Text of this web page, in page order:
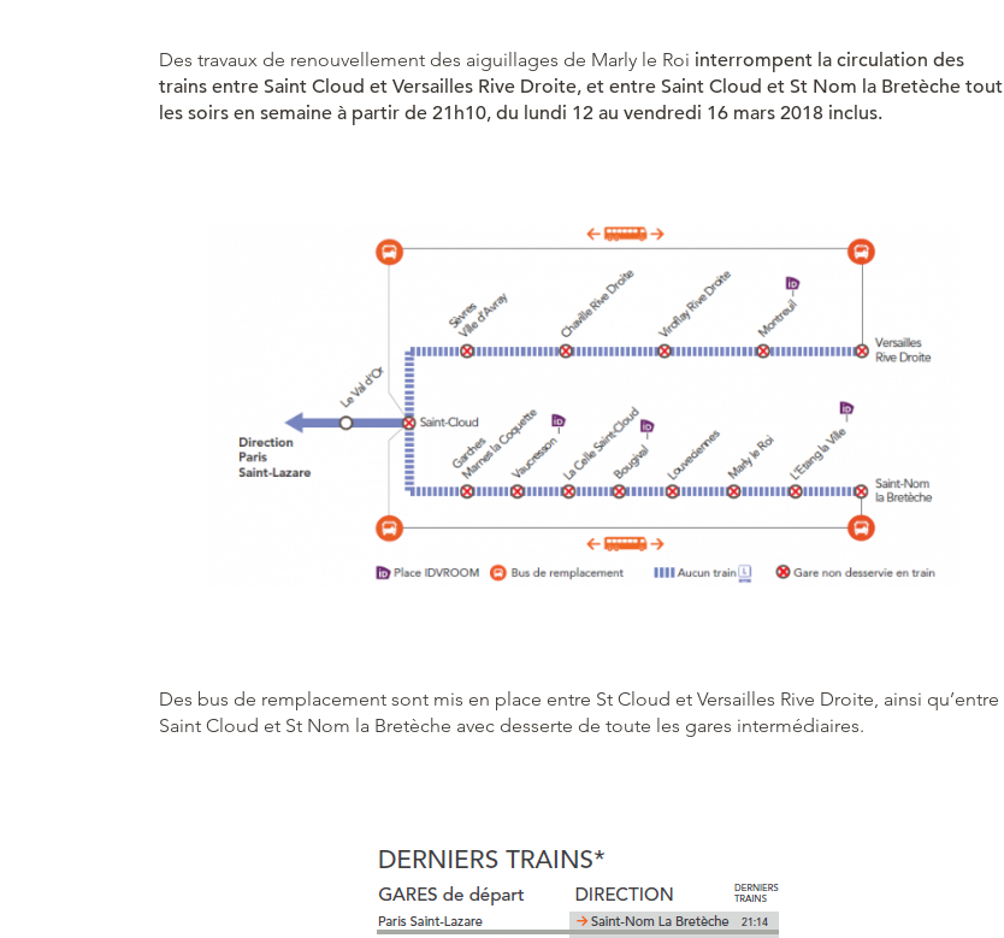
Des travaux de renouvellement des aiguillages de Marly le Roi interrompent la circulation des
trains entre Saint Cloud et Versailles Rive Droite, et entre Saint Cloud et St Nom la Bretèche tout
les soirs en semaine à partir de 21h10, du lundi 12 au vendredi 16 mars 2018 inclus.
Des bus de remplacement sont mis en place entre St Cloud et Versailles Rive Droite, ainsi qu’entre
Saint Cloud et St Nom la Bretèche avec desserte de toute les gares intermédiaires.